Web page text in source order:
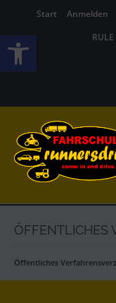
Werkzeugleiste öffnen
Start Anmelden
RULE
ÖFFENTLICHES
Öffentliches